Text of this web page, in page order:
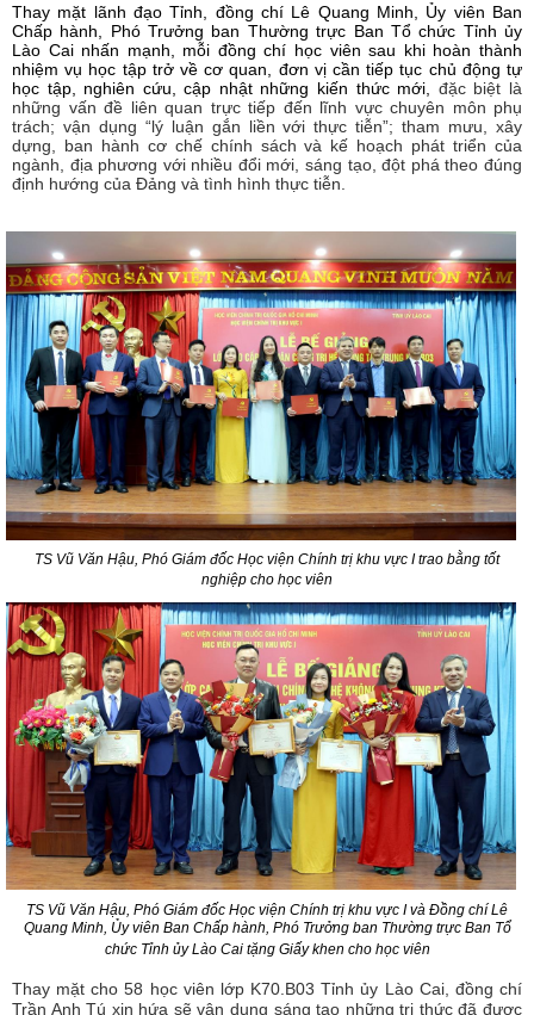
Thay mặt lãnh đạo Tỉnh, đồng chí Lê Quang Minh, Ủy viên Ban
Chấp hành, Phó Trưởng ban Thường trực Ban Tổ chức Tỉnh ủy
Lào Cai nhấn mạnh, mỗi đồng chí học viên sau khi hoàn thành
nhiệm vụ học tập trở về cơ quan, đơn vị cần tiếp tục chủ động tự
học tập, nghiên cứu, cập nhật những kiến thức mới, đặc biệt là
những vấn đề liên quan trực tiếp đến lĩnh vực chuyên môn phụ
trách; vận dụng “lý luận gắn liền với thực tiễn”; tham mưu, xây
dựng, ban hành cơ chế chính sách và kế hoạch phát triển của
ngành, địa phương với nhiều đổi mới, sáng tạo, đột phá theo đúng
định hướng của Đảng và tình hình thực tiễn.
TS Vũ Văn Hậu, Phó Giám đốc Học viện Chính trị khu vực I trao bằng tốt
nghiệp cho học viên
TS Vũ Văn Hậu, Phó Giám đốc Học viện Chính trị khu vực I và Đồng chí Lê
Quang Minh, Ủy viên Ban Chấp hành, Phó Trưởng ban Thường trực Ban Tổ
chức Tỉnh ủy Lào Cai tặng Giấy khen cho học viên
Thay mặt cho 58 học viên lớp K70.B03 Tỉnh ủy Lào Cai, đồng chí
Trần Anh Tú xin hứa sẽ vận dụng sáng tạo những tri thức đã được